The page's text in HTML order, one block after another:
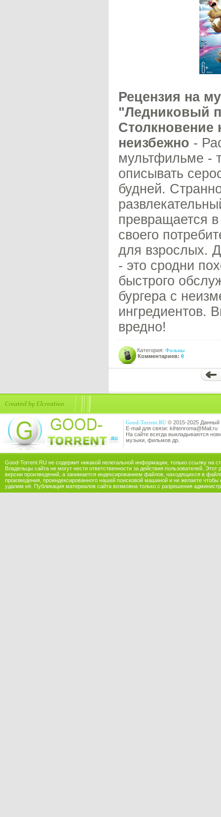
Рецензия на
"Ледниковый
неизбежно -
мультфильме -
описывать
будней.
превращается
своего
для взрослых.
- это сродни
быстрого
бургера с
ингредиентов.
вредно!
Категория: Фильмы
Комментариев: 0
Good-Torrent.RU © 2015-2025 Данный
E-mail для связи: kihtenroma@Mail.ru
На сайте всегда выкладываются
музыки, фильмов др.
Good-Torrent.RU не содержит никакой нелегальной информации, только ссылку на
Владельцы сайта не могут нести ответственности за действия пользователей.
версии произведений, а занимается индексированием файлов, находящихся в
произведения, проиндексированного нашей поисковой машиной и не желаете
удалим её. Публикация материалов сайта возможна только с разрешения